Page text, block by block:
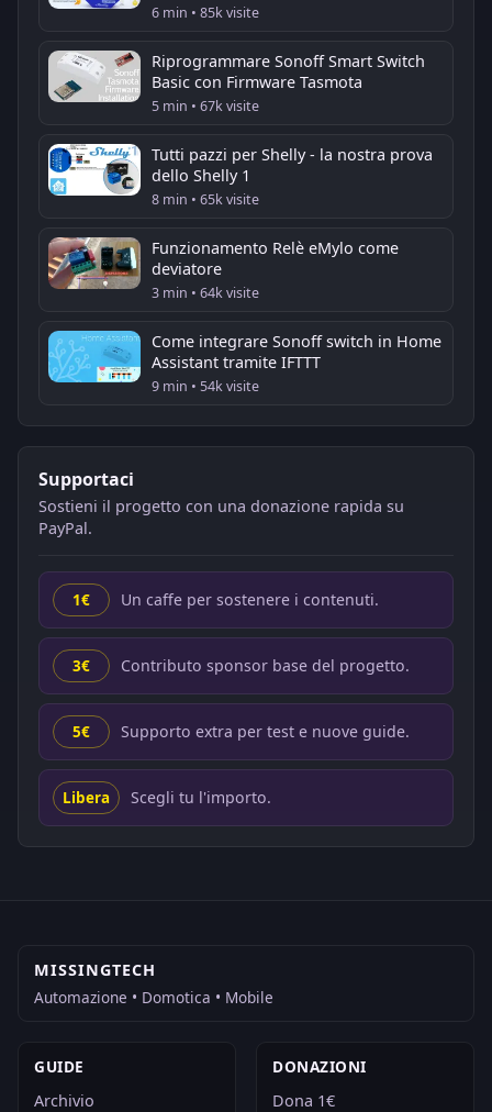
6 min • 85k visite
Riprogrammare Sonoff Smart Switch
Basic con Firmware Tasmota
5 min • 67k visite
Tutti pazzi per Shelly - la nostra prova
dello Shelly 1
8 min • 65k visite
Funzionamento Relè eMylo come
deviatore
3 min • 64k visite
Come integrare Sonoff switch in Home
Assistant tramite IFTTT
9 min • 54k visite
Supportaci
Sostieni il progetto con una donazione rapida su
PayPal.
1€ Un caffe per sostenere i contenuti.
3€ Contributo sponsor base del progetto.
5€ Supporto extra per test e nuove guide.
Libera Scegli tu l'importo.
MISSINGTECH
Automazione • Domotica • Mobile
GUIDE
Archivio
DONAZIONI
Dona 1€